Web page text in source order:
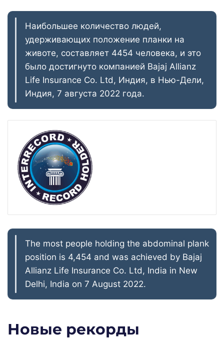
Наибольшее количество людей,
удерживающих положение планки на
животе, составляет 4454 человека, и это
было достигнуто компанией Bajaj Allianz
Life Insurance Co. Ltd, Индия, в Нью-Дели,
Индия, 7 августа 2022 года.
The most people holding the abdominal plank
position is 4,454 and was achieved by Bajaj
Allianz Life Insurance Co. Ltd, India in New
Delhi, India on 7 August 2022.
Новые рекорды